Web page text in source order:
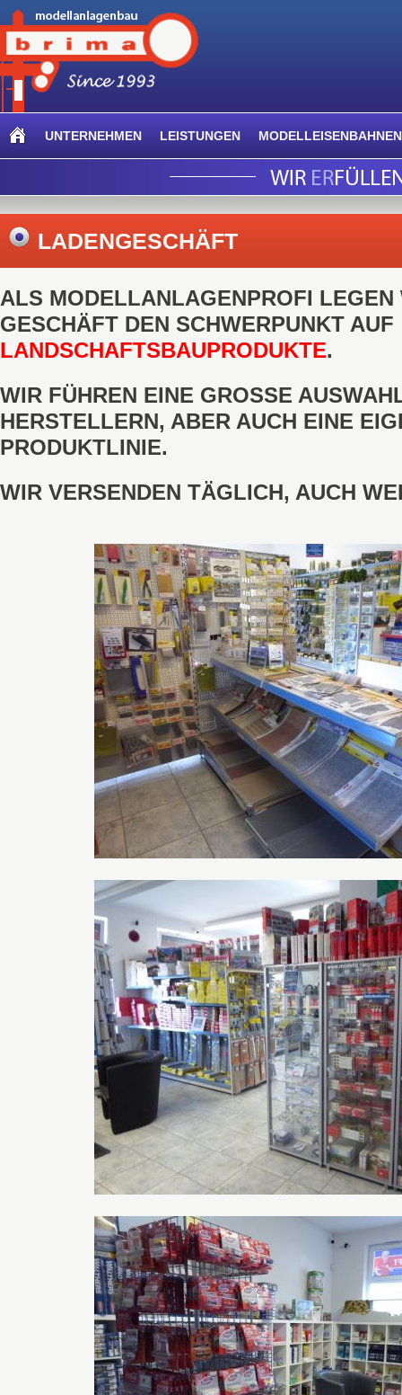
UNTERNEHMEN LEISTUNGEN MODELLEISENBAHNEN
LADENGESCHÄFT
ALS MODELLANLAGENPROFI LEGEN
GESCHÄFT DEN SCHWERPUNKT AUF
LANDSCHAFTSBAUPRODUKTE.
WIR FÜHREN EINE GROSSE
ERSTELLERN, ABER AUCH EINE
RODUKTLINIE.
WIR VERSENDEN TÄGLICH, AUCH